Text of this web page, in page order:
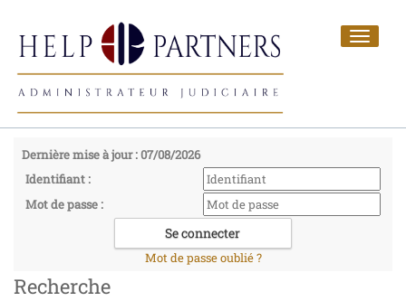
Toggle
Dernière mise à jour : 07/08/2026
Identifiant :
Mot de passe :
Mot de passe oublié ?
Recherche